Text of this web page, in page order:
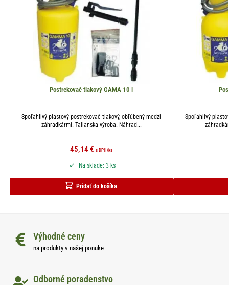
Postrekovač tlakový GAMA 10 l
Spoľahlivý plastový postrekovač tlakový, obľúbený medzi
záhradkármi. Talianska výroba. Náhrad...
45,14€ s DPH/ks
Pridať do košíka
Na sklade: 3 ks
Spoľahlivý
Výhodné ceny
na produkty v našej ponuke
Odborné poradenstvo